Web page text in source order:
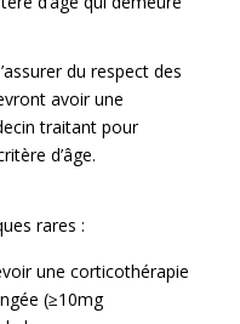
du respect des
avoir une
traitant pour
d’âge.
rares :
une corticothérapie
(≥10mg